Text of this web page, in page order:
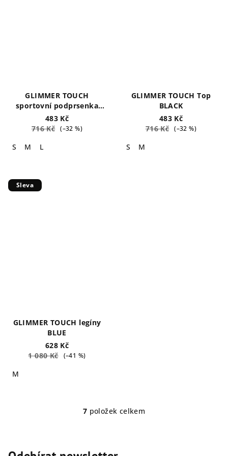
GLIMMER TOUCH
sportovní podprsenka
BLACK
483 Kč
716 Kč (–32 %)
S M L
GLIMMER TOUCH Top
BLACK
483 Kč
716 Kč (–32 %)
S M
Sleva
GLIMMER TOUCH legíny
BLUE
628 Kč
1 080 Kč
(–41 %)
M
O
á
7 položek celkem